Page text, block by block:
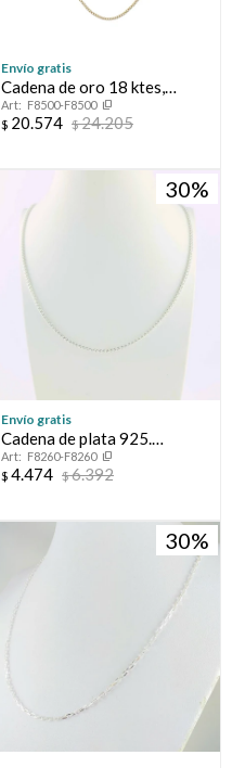
Envío gratis
Cadena de oro 18 ktes,
GRUMETTE.
F8500-F8500
$ 20.574 $24.205
30
Envío gratis
Cadena de plata 925.
Modelo espiga.
F8260-F8260
$ 4.474 $6.392
30